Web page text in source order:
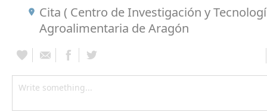
Cita ( Centro de Investigación y
Agroalimentaria de Aragón